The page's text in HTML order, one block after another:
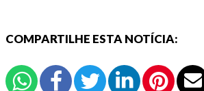
COMPARTILHE ESTA NOTÍCIA: